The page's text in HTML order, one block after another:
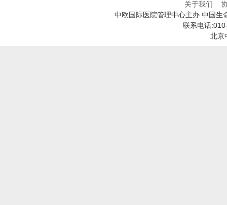
关于我们
中欧国际医院管理中心主办 中国生
联系电话
北京